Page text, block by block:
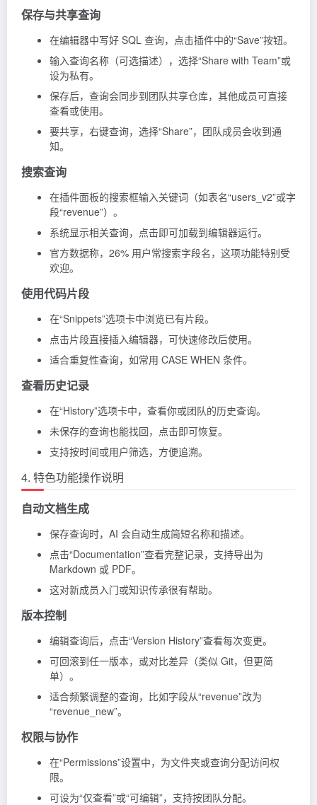
保存与共享查询
在编辑器中写好 SQL 查询，点击插件中的“Save”按钮。
输入查询名称（可选描述），选择“Share with Team”或
设为私有。
保存后，查询会同步到团队共享仓库，其他成员可直接
查看或使用。
要共享，右键查询，选择“Share”，团队成员会收到通
知。
搜索查询
在插件面板的搜索框输入关键词（如表名“users_v2”或字
段“revenue”）。
系统显示相关查询，点击即可加载到编辑器运行。
官方数据称，26% 用户常搜索字段名，这项功能特别受
欢迎。
使用代码片段
在“Snippets”选项卡中浏览已有片段。
点击片段直接插入编辑器，可快速修改后使用。
适合重复性查询，如常用 CASE WHEN 条件。
查看历史记录
在“History”选项卡中，查看你或团队的历史查询。
未保存的查询也能找回，点击即可恢复。
支持按时间或用户筛选，方便追溯。
4. 特色功能操作说明
自动文档生成
保存查询时，AI 会自动生成简短名称和描述。
点击“Documentation”查看完整记录，支持导出为
Markdown 或 PDF。
这对新成员入门或知识传承很有帮助。
版本控制
编辑查询后，点击“Version History”查看每次变更。
可回滚到任一版本，或对比差异（类似 Git，但更简
单）。
适合频繁调整的查询，比如字段从“revenue”改为
“revenue_new”。
权限与协作
在“Permissions”设置中，为文件夹或查询分配访问权
限。
可设为“仅查看”或“可编辑”，支持按团队分配。